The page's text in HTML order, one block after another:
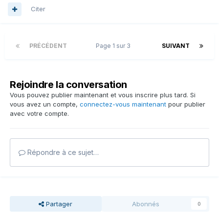
Citer
PRÉCÉDENT SUIVANT
Page 1 sur 3
Rejoindre la conversation
Vous pouvez publier maintenant et vous inscrire plus tard. Si
vous avez un compte, connectez-vous maintenant pour publier
avec votre compte.
Répondre à ce sujet…
Partager Abonnés 0